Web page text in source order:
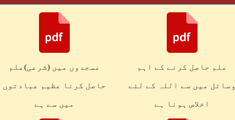
مسجدوں میں (شرعی)علم
حاصل کرنا عظیم عبادتوں
میں سے ہے
علم حاصل کرنے کے اہم
وسائل میں سے اللہ کے لئے
اخلاص ہونا ہے